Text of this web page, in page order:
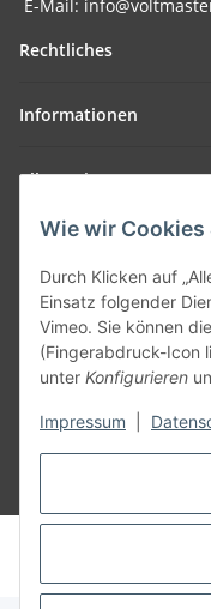
Wie wir Cookies
Durch Klicken auf
Einsatz folgender
Vimeo. Sie können
(Fingerabdruck-Icon
unter Konfigurieren
Impressum
E-Mail:
Rechtliches
Informationen
Allgemein
Teil unseres Netzwerks:
SmoliTec - Safety.
* Alle Preise inkl.